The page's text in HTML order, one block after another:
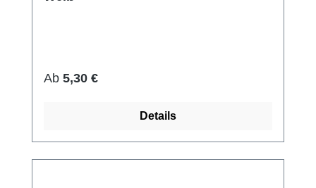
Regulärer Preis:
Ab 5,30 €
Details